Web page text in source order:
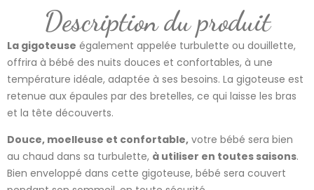
Description du produit
La gigoteuse également appelée turbulette ou douillette,
offrira à bébé des nuits douces et confortables, à une
température idéale, adaptée à ses besoins. La gigoteuse est
retenue aux épaules par des bretelles, ce qui laisse les bras
et la tête découverts.
Douce, moelleuse et confortable, votre bébé sera bien
au chaud dans sa turbulette, à utiliser en toutes saisons.
Bien enveloppé dans cette gigoteuse, bébé sera couvert